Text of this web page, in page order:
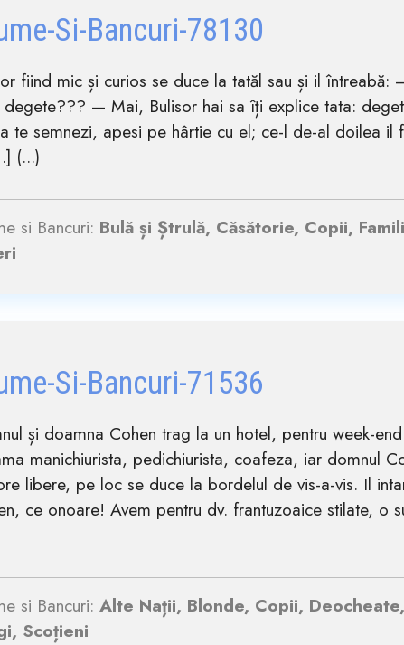
Si-Bancuri-78130
fiind mic și curios se duce la tatăl sau și il întreabă:
degete??? — Mai, Bulisor hai sa îți explice tata:
te semnezi, apesi pe hârtie cu el; ce-l de-al doilea il
(...)
si Bancuri: Bulă și Ștrulă, Căsătorie, Copii,
Si-Bancuri-71536
și doamna Cohen trag la un hotel, pentru week-
manichiurista, pedichiurista, coafeza, iar domnul
libere, pe loc se duce la bordelul de vis-a-vis. Il
ce onoare! Avem pentru dv. frantuzoaice stilate,
si Bancuri:Alte Nații, Blonde, Copii,
Scoțieni